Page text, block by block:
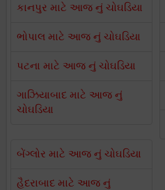
કાનપુર માટે આજ નું ચોઘડિયા
ભોપાલ માટે આજ નું ચોઘડિયા
પટના માટે આજ નું ચોઘડિયા
ગાઝિયાબાદ માટે આજ નું
ચોઘડિયા
બેંગ્લોર માટે આજ નું ચોઘડિયા
હૈદરાબાદ માટે આજ નું